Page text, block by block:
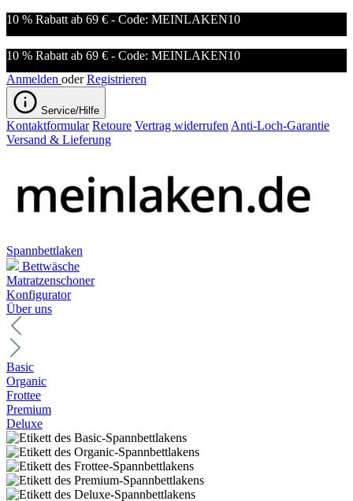
10 % Rabatt ab 69 € - Code: MEINLAKEN10
10 % Rabatt ab 69 € - Code: MEINLAKEN10
Anmelden oder Registrieren
Service/Hilfe
Kontaktformular Retoure Vertrag widerrufen Anti-Loch-Garantie
Versand & Lieferung
Spannbettlaken
Bettwäsche
Matratzenschoner
Konfigurator
Über uns
Basic
Organic
Frottee
Premium
Deluxe